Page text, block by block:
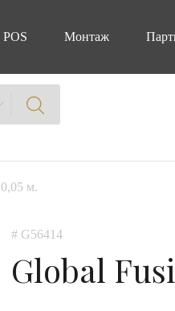
POS Монтаж
м.
# G56414
Global